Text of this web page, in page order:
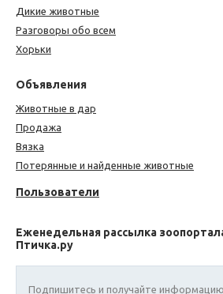
Дикие животные
Разговоры обо всем
Хорьки
Объявления
Животные в дар
Продажа
Вязка
Потерянные и найденные животные
Пользователи
Еженедельная рассылка
Птичка.ру
Подпишитесь и получайте